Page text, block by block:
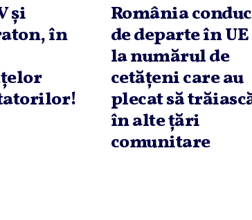
şi
în
România
de departe în UE
la numărul de
cetăţeni care au
plecat să
în alte ţări
comunitare